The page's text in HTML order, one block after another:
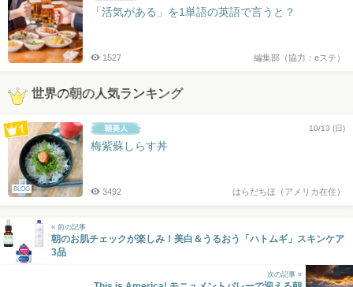
「活気がある」を1単語の英語で言うと？
編集部（協力：eステ）
1527
世界の朝の人気ランキング
BLOG
10/13 (日)
梅紫蘇しらす丼
はらだちほ（アメリカ在住）
3492
« 前の記事
朝のお肌チェックが楽しみ！美白＆うるおう「ハトムギ」スキンケア
3品
次の記事 »